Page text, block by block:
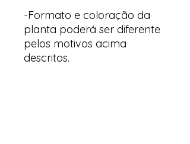
-Formato e coloração da
planta poderá ser diferente
pelos motivos acima
descritos.